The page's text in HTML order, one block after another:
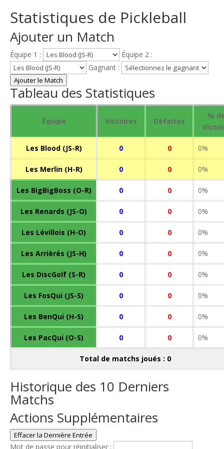
Statistiques de Pickleball
Ajouter un Match
Équipe 1 :
Équipe 2 :
Gagnant :
Ajouter le Match
Tableau des Statistiques
Équipe Victoires Défaites
%
Les Blood (JS-R) 0 0 0%
Les Merlin (H-R) 0 0 0%
Les BigBigBoss (O-R) 0 0 0%
Les Renards (JS-O) 0 0 0%
Les Lévillois (H-O) 0 0 0%
Les Arrièrés (JS-H) 0 0 0%
Les DiscGolf (S-R) 0 0 0%
Les FosQui (JS-S) 0 0 0%
Les BenQui (H-S) 0 0 0%
Les PacQui (O-S) 0 0 0%
Total de matchs joués : 0
Historique des 10 Derniers
Matchs
Actions Supplémentaires
Effacer la Dernière Entrée
Mot de passe pour réinitialiser :